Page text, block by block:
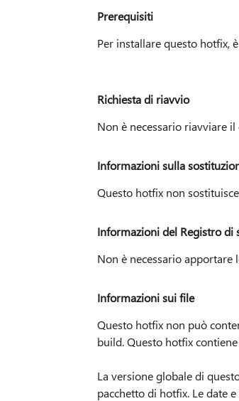
Prerequisiti
Per installare questo hotfix,
Richiesta di riavvio
Non è necessario riavviare
Informazioni sulla
Questo hotfix non
Informazioni del Registro di
Non è necessario
Informazioni sui file
Questo hotfix non può
build. Questo hotfix
La versione globale di
pacchetto di hotfix. Le date